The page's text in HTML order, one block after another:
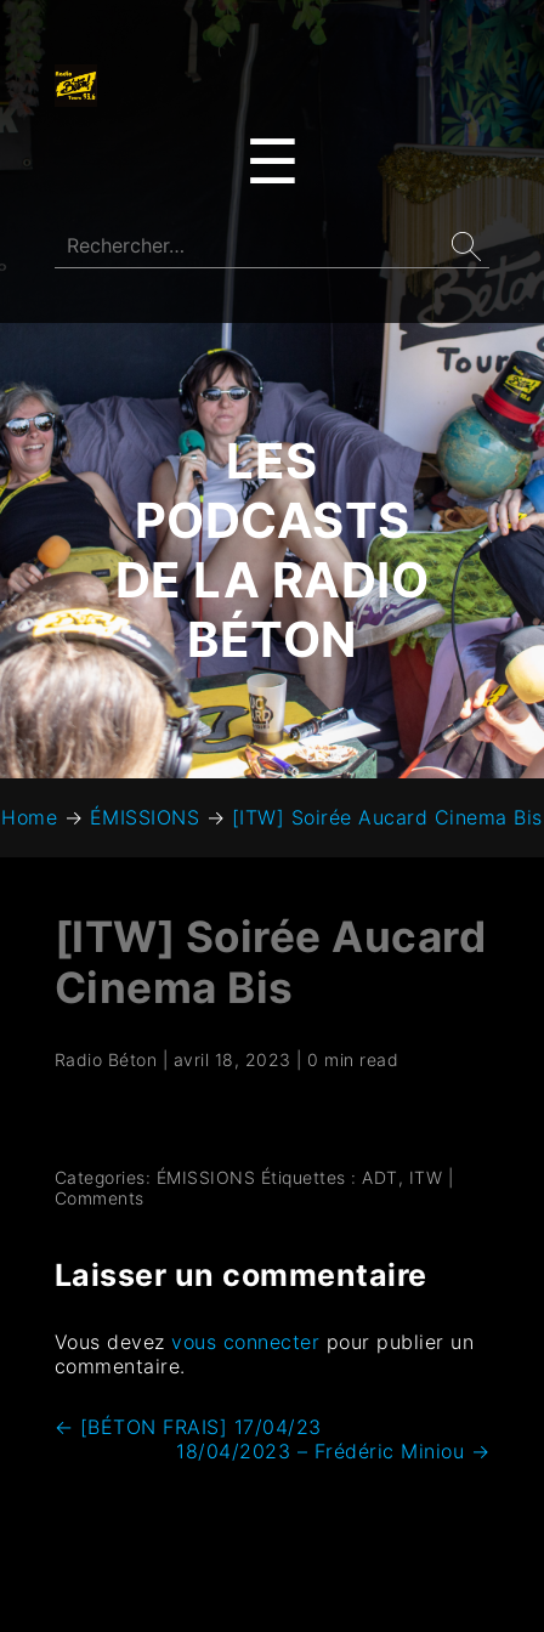
☰
LES
PODCASTS
DE LA RADIO
BÉTON
Home → ÉMISSIONS → [ITW] Soirée Aucard Cinema Bis
[ITW] Soirée Aucard
Cinema Bis
Radio Béton avril 18, 2023 0 min read
Categories: ÉMISSIONS Étiquettes : ADT , ITW
Comments
Laisser un commentaire
Vous devezvous connecter pour publier un
commentaire.
← [BÉTON FRAIS] 17/04/23
18/04/2023 – Frédéric Miniou →